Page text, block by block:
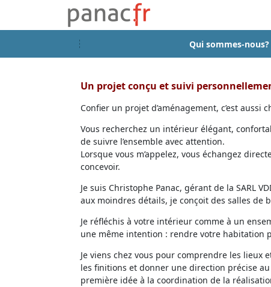
Qui sommes-nous?
Un projet conçu et suivi
Confier un projet d’aménagement, c’est
Vous recherchez un intérieur élégant,
de suivre l’ensemble avec attention.
Lorsque vous m’appelez, vous échangez
concevoir.
Je suis Christophe Panac, gérant de la SARL
aux moindres détails, je conçoit des salles de
Je réfléchis à votre intérieur comme à un
une même intention : rendre votre habitation
Je viens chez vous pour comprendre les
les finitions et donner une direction précise
première idée à la coordination de la